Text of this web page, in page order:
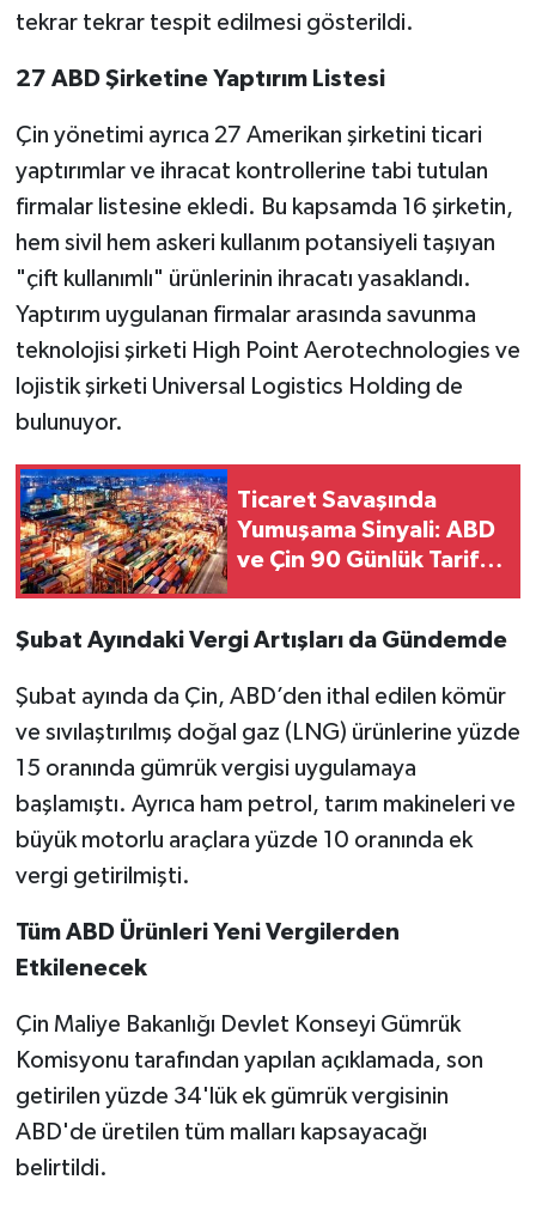
tekrar tekrar tespit edilmesi gösterildi.
27 ABD Şirketine Yaptırım Listesi
Çin yönetimi ayrıca 27 Amerikan şirketini ticari
yaptırımlar ve ihracat kontrollerine tabi tutulan
firmalar listesine ekledi. Bu kapsamda 16 şirketin,
hem sivil hem askeri kullanım potansiyeli taşıyan
"çift kullanımlı" ürünlerinin ihracatı yasaklandı.
Yaptırım uygulanan firmalar arasında savunma
teknolojisi şirketi High Point Aerotechnologies ve
lojistik şirketi Universal Logistics Holding de
bulunuyor.
Ticaret Savaşında
Yumuşama Sinyali: ABD
ve Çin 90 Günlük Tarife
Şubat Ayındaki Vergi Artışları da Gündemde
Şubat ayında da Çin, ABD’den ithal edilen kömür
ve sıvılaştırılmış doğal gaz (LNG) ürünlerine yüzde
15 oranında gümrük vergisi uygulamaya
başlamıştı. Ayrıca ham petrol, tarım makineleri ve
büyük motorlu araçlara yüzde 10 oranında ek
vergi getirilmişti.
Tüm ABD Ürünleri Yeni Vergilerden
Etkilenecek
Çin Maliye Bakanlığı Devlet Konseyi Gümrük
Komisyonu tarafından yapılan açıklamada, son
getirilen yüzde 34'lük ek gümrük vergisinin
ABD'de üretilen tüm malları kapsayacağı
belirtildi.